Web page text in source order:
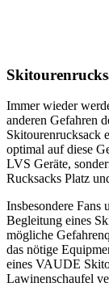
Immer wieder
anderen Gefahren
Skitourenrucksack
optimal auf diese
LVS Geräte,
Rucksacks Platz
Insbesondere Fans
Begleitung eines
mögliche
das nötige
eines VAUDE
Lawinenschaufel